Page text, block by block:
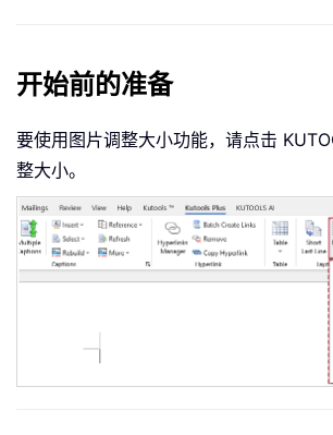
开始前的准备
要使用图片调整大小功能，请点击
整大小。